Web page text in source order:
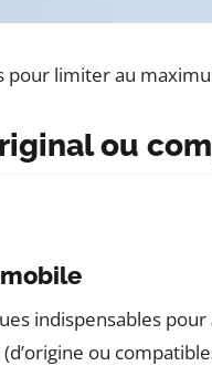
limiter au
ou
indispensables
ou